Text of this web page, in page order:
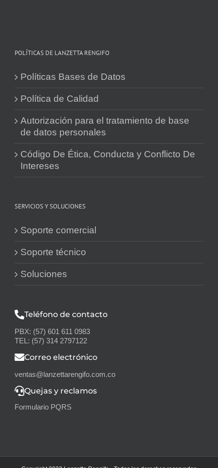
POLÍTICAS DE LANZETTA RENGIFO
Políticas Bases de Datos
Política de Calidad
Autorización para el tratamiento de base
de datos personales
Código De Ética, Conducta y Conflicto De
Intereses
SERVICIOS Y SOLUCIONES
Soporte comercial
Soporte técnico
Soluciones
Teléfono de contacto
PBX: (57) 601 611 0983
TEL: (57) 314 2797122
Correo electrónico
ventas@lanzettarengifo.com.co
Quejas y reclamos
Formulario PQRS